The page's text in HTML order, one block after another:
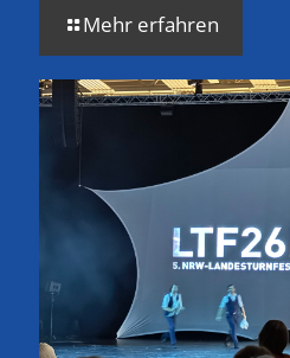
Mehr erfahren